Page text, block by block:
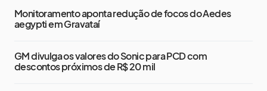
Monitoramento aponta redução de focos do Aedes
aegypti em Gravataí
GM divulga os valores do Sonic para PCD com
descontos próximos de R$ 20 mil